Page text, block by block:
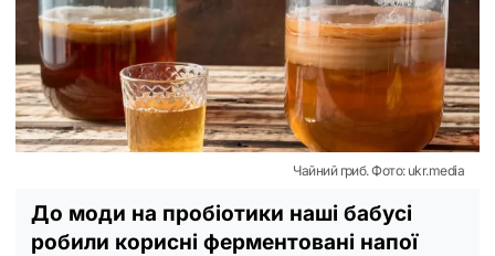
Чайний гриб. Фото: ukr.media
До моди на пробіотики наші бабусі
робили корисні ферментовані напої